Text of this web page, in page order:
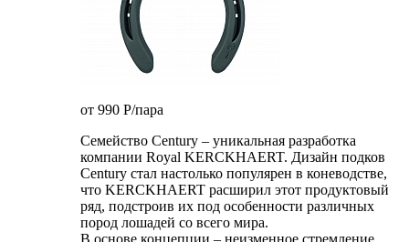
от 990 P/пара
Семейство Century – уникальная разработка
компании Royal KERCKHAERT. Дизайн подков
Century стал настолько популярен в коневодстве,
что KERCKHAERT расширил этот продуктовый
ряд, подстроив их под особенности различных
пород лошадей со всего мира.
В основе концепции – неизменное стремление